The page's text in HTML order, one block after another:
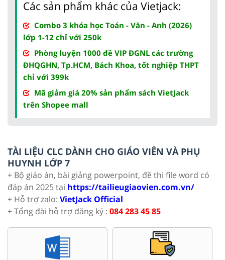
Các sản phẩm khác của Vietjack:
Combo 3 khóa học Toán - Văn - Anh (2026)
lớp 1-12 chỉ với 250k
Phòng luyện 1000 đề VIP ĐGNL các trường
ĐHQGHN, Tp.HCM, Bách Khoa, tốt nghiệp THPT
chỉ với 399k
Mã giảm giá 20% sản phẩm sách VietJack
trên Shopee mall
TÀI LIỆU CLC DÀNH CHO GIÁO VIÊN VÀ PHỤ
HUYNH LỚP 7
+ Bộ giáo án, bài giảng powerpoint, đề thi file word có
đáp án 2025 tại https://tailieugiaovien.com.vn/
+ Hỗ trợ zalo: VietJack Official
+ Tổng đài hỗ trợ đăng ký : 084 283 45 85